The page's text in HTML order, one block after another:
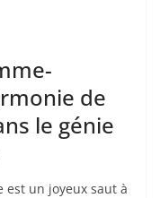
de
le génie
est un joyeux saut à